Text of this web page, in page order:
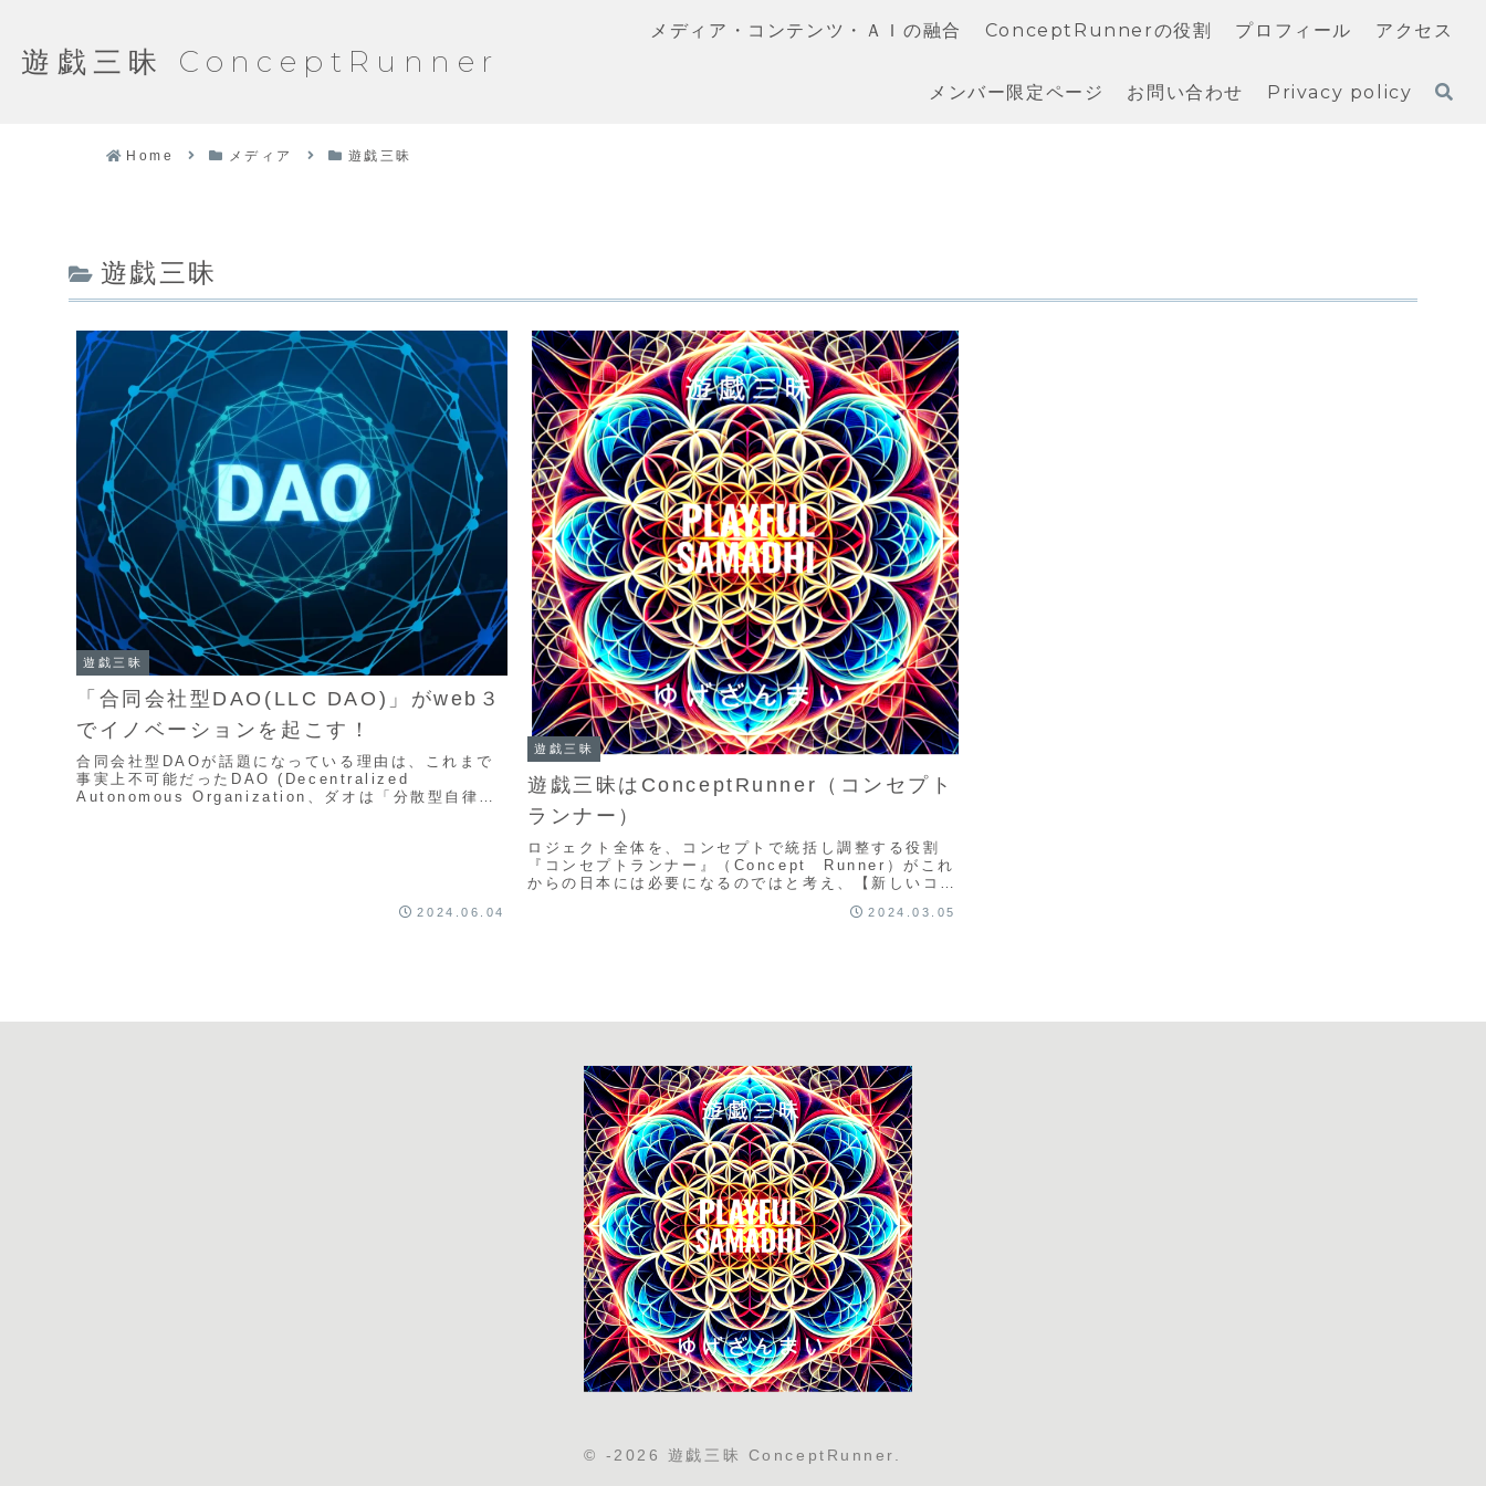
遊戯三昧 ConceptRunner
メディア・コンテンツ・ＡＩの融合 ConceptRunnerの役割 プロフィール アクセス
メンバー限定ページ お問い合わせ Privacy policy
Home メディア 遊戯三昧
遊戯三昧
遊戯三昧
「合同会社型DAO(LLC DAO)」がweb３
でイノベーションを起こす！
合同会社型DAOが話題になっている理由は、これまで
事実上不可能だったDAO (Decentralized
Autonomous Organization、ダオは「分散型自律組
2024.06.04
遊戯三昧
遊戯三昧はConceptRunner（コンセプト
ランナー）
ロジェクト全体を、コンセプトで統括し調整する役割
『コンセプトランナー』（Concept Runner）がこれ
からの日本には必要になるのではと考え、【新しいコミ
した組織＜＜＜遊戯三昧＞＞＞の設立を決意しました。
2024.03.05
© -2026 遊戯三昧 ConceptRunner.